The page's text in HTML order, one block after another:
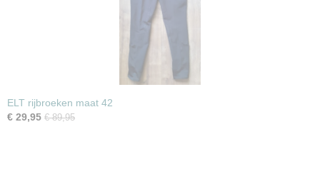
ELT rijbroeken maat 42
€ 29,95 € 89,95